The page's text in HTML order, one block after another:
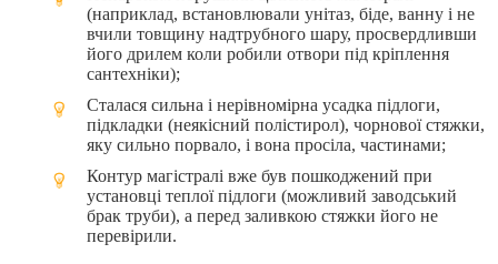
(наприклад, встановлювали унітаз, біде, ванну і не
вчили товщину надтрубного шару, просвердливши
його дрилем коли робили отвори під кріплення
сантехніки);
Сталася сильна і нерівномірна усадка підлоги,
підкладки (неякісний полістирол), чорнової стяжки,
яку сильно порвало, і вона просіла, частинами;
Контур магістралі вже був пошкоджений при
установці теплої підлоги (можливий заводський
брак труби), а перед заливкою стяжки його не
перевірили.